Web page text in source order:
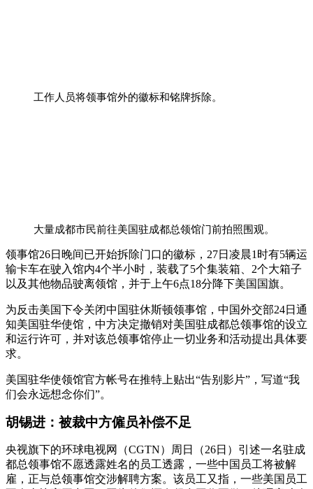
工作人员将领事馆外的徽标和铭牌拆除。
大量成都市民前往美国驻成都总领馆门前拍照围观。
领事馆26日晚间已开始拆除门口的徽标，27日凌晨1时有5辆运
输卡车在驶入馆内4个半小时，装载了5个集装箱、2个大箱子
以及其他物品驶离领馆，并于上午6点18分降下美国国旗。
为反击美国下令关闭中国驻休斯顿领事馆，中国外交部24日通
知美国驻华使馆，中方决定撤销对美国驻成都总领事馆的设立
和运行许可，并对该总领事馆停止一切业务和活动提出具体要
求。
美国驻华使领馆官方帐号在推特上贴出“告别影片”，写道“我
们会永远想念你们”。
胡锡进：被裁中方僱员补偿不足
央视旗下的环球电视网（CGTN）周日（26日）引述一名驻成
都总领事馆不愿透露姓名的员工透露，一些中国员工将被解
雇，正与总领事馆交涉解聘方案。该员工又指，一些美国员工